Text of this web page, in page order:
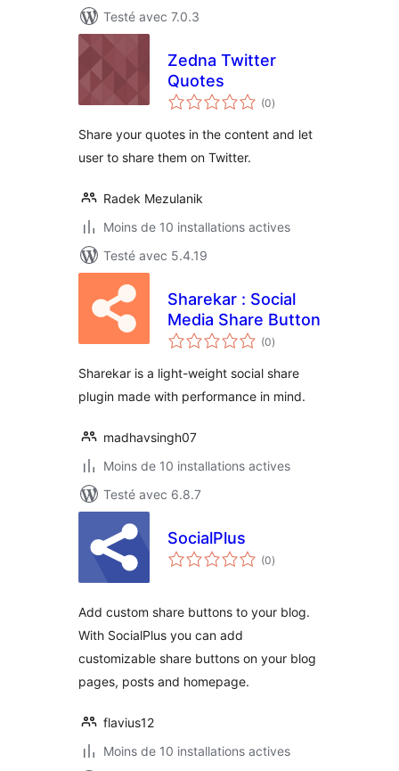
Testé avec 7.0.3
Zedna Twitter
Quotes
(0notes
en
)
Share your quotes in the content and let
user to share them on Twitter.
Radek Mezulanik
Moins de 10 installations actives
Testé avec 5.4.19
Sharekar : Social
Media Share Button
(0notes
en
)
Sharekar is a light-weight social share
plugin made with performance in mind.
madhavsingh07
Moins de 10 installations actives
Testé avec 6.8.7
SocialPlus
(0notes
en
)
Add custom share buttons to your blog.
With SocialPlus you can add
customizable share buttons on your blog
pages, posts and homepage.
flavius12
Moins de 10 installations actives